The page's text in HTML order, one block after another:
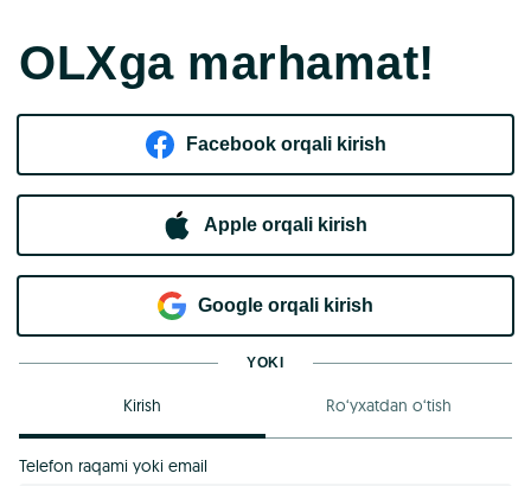
OLXga marhamat!
Facebook orqali kirish​
Apple orqali kirish
Goo​g​le orqali kirish
YOKI
Kirish Ro‘yxatdan o‘tish
Telefon raqami yoki email